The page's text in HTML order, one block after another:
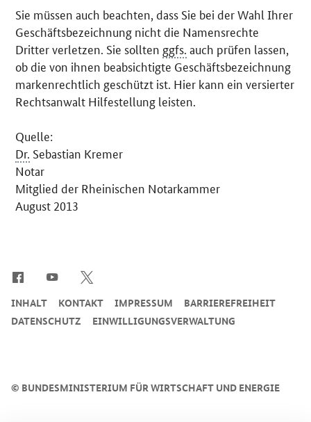
Sie müssen auch beachten, dass Sie bei der Wahl Ihrer
Geschäftsbezeichnung nicht die Namensrechte
Dritter verletzen. Sie sollten ggfs. auch prüfen lassen,
ob die von ihnen beabsichtigte Geschäftsbezeichnung
markenrechtlich geschützt ist. Hier kann ein versierter
Rechtsanwalt Hilfestellung leisten.
Quelle:
Dr. Sebastian Kremer
Notar
Mitglied der Rheinischen Notarkammer
August 2013
© BUNDESMINISTERIUM FÜR WIRTSCHAFT UND ENERGIE
INHALT KONTAKT IMPRESSUM
BARRIEREFREIHEIT
DATENSCHUTZ
EINWILLIGUNGSVERWALTUNG